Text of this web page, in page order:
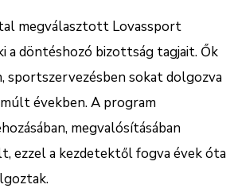
megválasztott Lovassport
a döntéshozó bizottság tagjait. Ők
sportszervezésben sokat dolgozva
években. A program
megvalósításában
ezzel a kezdetektől fogva évek óta